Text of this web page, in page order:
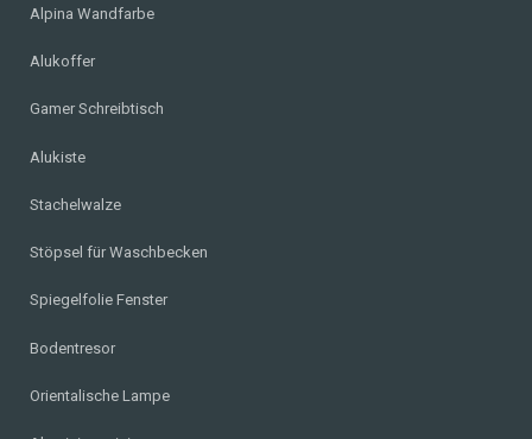
Alpina Wandfarbe
Alukoffer
Gamer Schreibtisch
Alukiste
Stachelwalze
Stöpsel für Waschbecken
Spiegelfolie Fenster
Bodentresor
Orientalische Lampe